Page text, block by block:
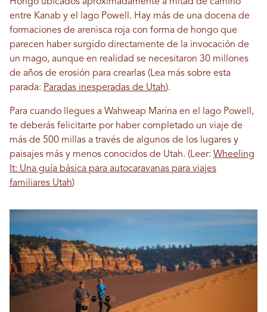
entre Kanab y el lago Powell. Hay más de una docena de
formaciones de arenisca roja con forma de hongo que
parecen haber surgido directamente de la invocación de
un mago, aunque en realidad se necesitaron 30 millones
de años de erosión para crearlas (Lea más sobre esta
parada: Paradas inesperadas de Utah).
Para cuando llegues a Wahweap Marina en el lago Powell,
te deberás felicitarte por haber completado un viaje de
más de 500 millas a través de algunos de los lugares y
paisajes más y menos conocidos de Utah. (Leer: Wheeling
It: Una guía básica para autocaravanas para viajes
familiares Utah)